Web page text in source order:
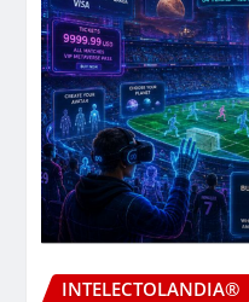
INTELECTOLANDIA®